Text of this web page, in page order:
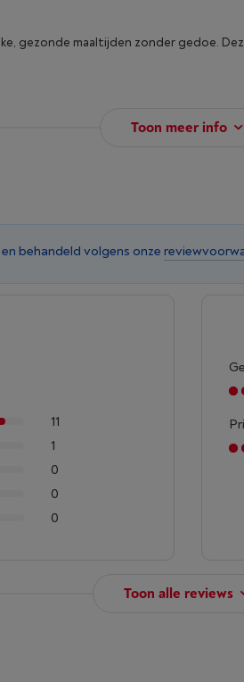
gezonde maaltijden zonder gedoe.
Toon meer info
behandeld volgens onze
11
1
0
0
0
Toon alle reviews